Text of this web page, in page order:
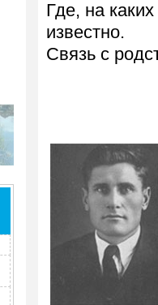
Где, на
известно.
Связь с